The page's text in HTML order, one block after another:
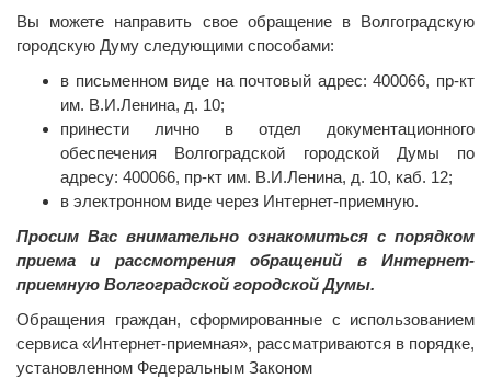
Вы можете направить свое обращение в Волгоградскую
городскую Думу следующими способами:
в письменном виде на почтовый адрес: 400066, пр-кт
им. В.И.Ленина, д. 10;
принести лично в отдел документационного
обеспечения Волгоградской городской Думы по
адресу: 400066, пр-кт им. В.И.Ленина, д. 10, каб. 12;
в электронном виде через Интернет-приемную.
Просим Вас внимательно ознакомиться с порядком
приема и рассмотрения обращений в Интернет-
приемную Волгоградской городской Думы.
Обращения граждан, сформированные с использованием
сервиса «Интернет-приемная», рассматриваются в порядке,
установленном Федеральным Законом